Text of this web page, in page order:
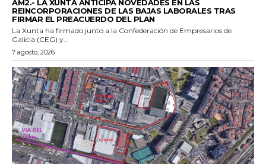
AM2.- LA XUNTA ANTICIPA NOVEDADES EN LAS
REINCORPORACIONES DE LAS BAJAS LABORALES TRAS
FIRMAR EL PREACUERDO DEL PLAN
La Xunta ha firmado junto a la Confederación de Empresarios de
Galicia (CEG) y...
7 agosto, 2026